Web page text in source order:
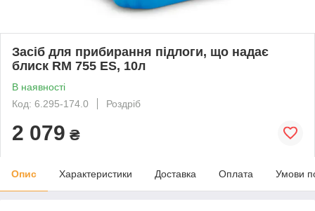
Засіб для прибирання підлоги, що надає
блиск RM 755 ES, 10л
В наявності
Код: 6.295-174.0
Роздріб
2 079 ₴
Опис Характеристики Доставка Оплата Умови